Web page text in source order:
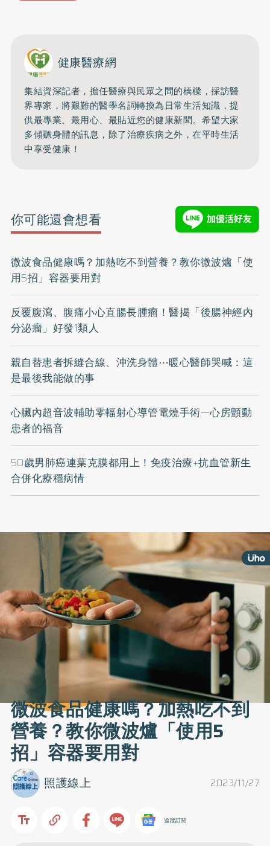
健康醫療網
集結資深記者，擔任醫療與民眾之間的橋樑，採訪醫
界專家，將艱難的醫學名詞轉換為日常生活知識，提
供最專業、最用心、最貼近您的健康新聞。希望大家
多傾聽身體的訊息，除了治療疾病之外，在平時生活
中享受健康！
你可能還會想看
微波食品健康嗎？加熱吃不到營養？教你微波爐「使
用5招」容器要用對
反覆腹瀉、腹痛小心直腸長腫瘤！醫揭「後腸神經內
分泌瘤」好發1類人
親自替患者拆縫合線、沖洗身體⋯暖心醫師哭喊：這
是最後我能做的事
心臟內超音波輔助零輻射心導管電燒手術—心房顫動
患者的福音
50歲男肺癌連葉克膜都用上！免疫治療+抗血管新生
合併化療穩病情
微波食品健康嗎？加熱吃不到
營養？教你微波爐「使用5
招」容器要用對
2023/11/27
照護線上
追蹤訂閱